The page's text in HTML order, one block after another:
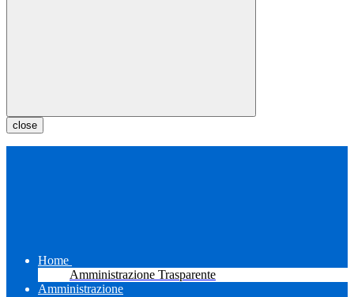
close
Home
Amministrazione Trasparente
Amministrazione